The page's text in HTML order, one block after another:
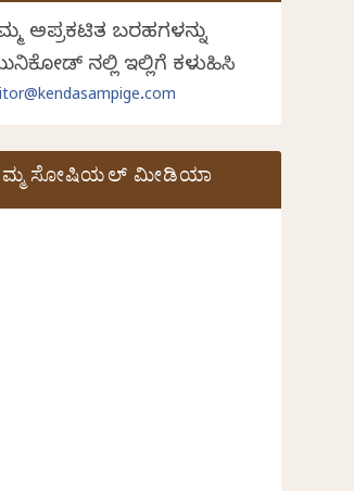
ಅಪ್ರಕಟಿತ ಬರಹಗಳನ್ನು
ನಲ್ಲಿ ಇಲ್ಲಿಗೆ ಕಳುಹಿಸಿ
ಸೋಷಿಯಲ್‌ ಮೀಡಿಯಾ